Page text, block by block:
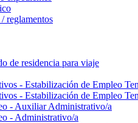
reglamentos
de residencia para viaje
- Estabilización de Empleo
- Estabilización de Empleo
- Auxiliar Administrativo/a
- Administrativo/a